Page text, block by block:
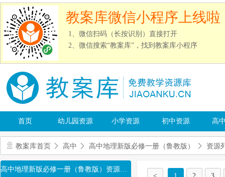
教案库微信小程序上线啦
1、微信扫码（长按识别）直接打开
2、微信搜索“教案库”，找到教案库小程序
首页 幼儿园资源 小学资源 初中资源 高
教案库首页 高中 高中地理新版必修一册（鲁教版） 资源
高中地理新版必修一册（鲁教版）资源目录